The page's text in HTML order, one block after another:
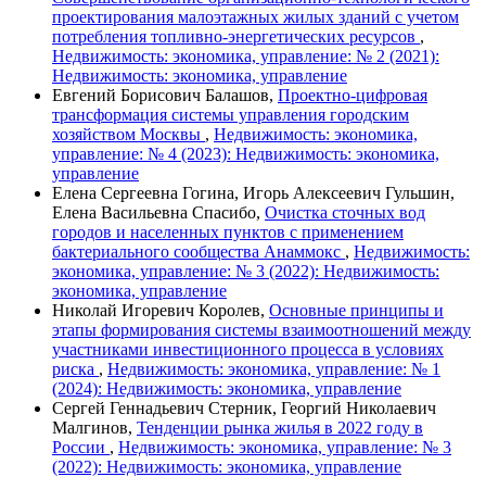
проектирования малоэтажных жилых зданий с учетом
потребления топливно-энергетических ресурсов ,
Недвижимость: экономика, управление: № 2 (2021):
Недвижимость: экономика, управление
Евгений Борисович Балашов, Проектно-цифровая
трансформация системы управления городским
хозяйством Москвы , Недвижимость: экономика,
управление: № 4 (2023): Недвижимость: экономика,
управление
Елена Сергеевна Гогина, Игорь Алексеевич Гульшин,
Елена Васильевна Спасибо, Очистка сточных вод
городов и населенных пунктов с применением
бактериального сообщества Анаммокс , Недвижимость:
экономика, управление: № 3 (2022): Недвижимость:
экономика, управление
Николай Игоревич Королев, Основные принципы и
этапы формирования системы взаимоотношений между
участниками инвестиционного процесса в условиях
риска , Недвижимость: экономика, управление: № 1
(2024): Недвижимость: экономика, управление
Сергей Геннадьевич Стерник, Георгий Николаевич
Малгинов, Тенденции рынка жилья в 2022 году в
России , Недвижимость: экономика, управление: № 3
(2022): Недвижимость: экономика, управление